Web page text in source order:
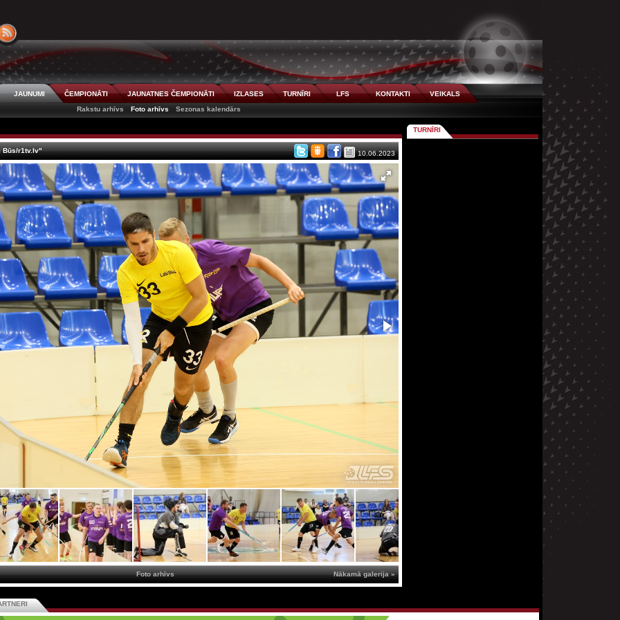
JAUNUMI ČEMPIONĀTI JAUNATNES ČEMPIONĀTI IZLASES TURNĪRI LFS KONTAKTI
VEIKALS
Rakstu arhīvs
Foto arhīvs Sezonas kalendārs
Būs/r1tv.lv" 10.06.2023
Nākamā galerija »
Foto arhīvs
TURNĪRI